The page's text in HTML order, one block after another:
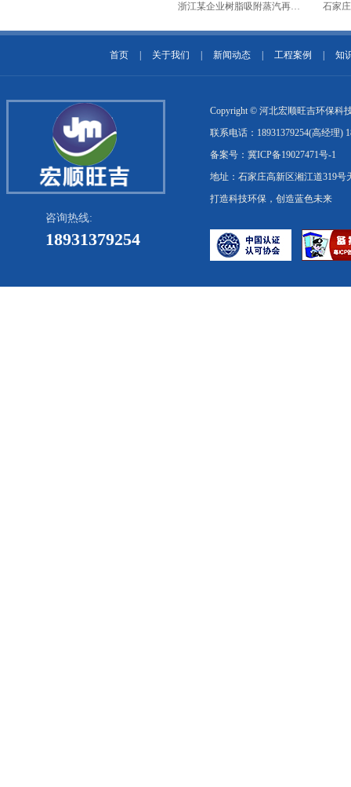
浙江某企业树脂吸附蒸汽再生
石家
首页 关于我们 新闻动态 工程案例 知
咨询热线:
18931379254
Copyright © 河北宏顺旺吉环保科
联系电话：18931379254(高经理
备案号：冀ICP备19027471号-1
地址：石家庄高新区湘江道319
打造科技环保，创造蓝色未来